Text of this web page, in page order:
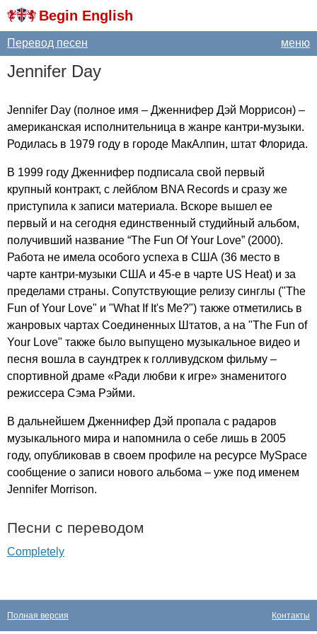
Begin English
меню
Перевод песен
Jennifer Day
Jennifer Day (полное имя – Дженнифер Дэй Моррисон) –
американская исполнительница в жанре кантри-музыки.
Родилась в 1979 году в городе МакАлпин, штат Флорида.
В 1999 году Дженнифер подписала свой первый
крупный контракт, с лейблом BNA Records и сразу же
приступила к записи материала. Вскоре вышел ее
первый и на сегодня единственный студийный альбом,
получивший название “The Fun Of Your Love” (2000).
Работа не имела особого успеха в США (36 место в
чарте кантри-музыки США и 45-е в чарте US Heat) и за
пределами страны. Сопутствующие релизу синглы ("The
Fun of Your Love" и "What If It's Me?") также отметились в
жанровых чартах Соединенных Штатов, а на "The Fun of
Your Love" также было выпущено музыкальное видео и
песня вошла в саундтрек к голливудском фильму –
спортивной драме «Ради любви к игре» знаменитого
режиссера Сэма Рэйми.
В дальнейшем Дженнифер Дэй пропала с радаров
музыкального мира и напомнила о себе лишь в 2005
году, опубликовав в своем профиле на ресурсе MySpace
сообщение о записи нового альбома – уже под именем
Jennifer Morrison.
Песни с переводом
Completely
Контакты
Полная версия